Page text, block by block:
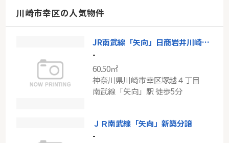
61.64㎡
川崎市幸区の人気物件
JR南武線「矢向」日商岩井川崎塚越マンション
-
60.50㎡
神奈川県川崎市幸区塚越４丁目
南武線「矢向」駅 徒歩5分
ＪＲ南武線「矢向」新築分譲
-